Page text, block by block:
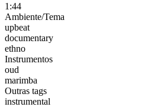
1:44
Ambiente/Tema
upbeat
documentary
ethno
Instrumentos
oud
marimba
Outras tags
instrumental